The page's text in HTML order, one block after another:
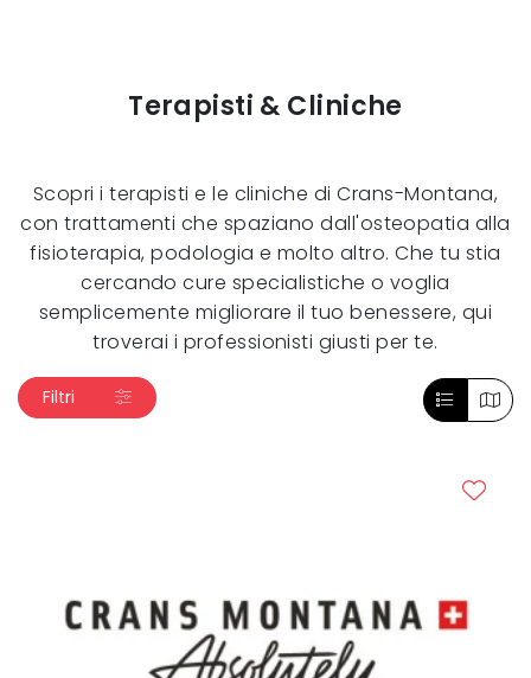
Terapisti & Cliniche
Scopri i terapisti e le cliniche di Crans-Montana,
con trattamenti che spaziano dall'osteopatia alla
fisioterapia, podologia e molto altro. Che tu stia
cercando cure specialistiche o voglia
semplicemente migliorare il tuo benessere, qui
troverai i professionisti giusti per te.
Filtri